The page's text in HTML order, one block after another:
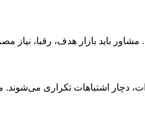
باید بازار هدف، رقبا،
دچار اشتباهات تکراری می‌شوند.